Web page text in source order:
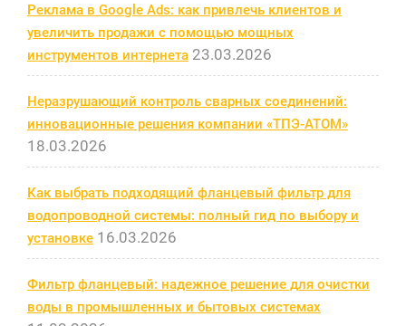
Реклама в Google Ads: как привлечь клиентов и
увеличить продажи с помощью мощных
инструментов интернета 23.03.2026
Неразрушающий контроль сварных соединений:
инновационные решения компании «ТПЭ-АТОМ»
18.03.2026
Как выбрать подходящий фланцевый фильтр для
водопроводной системы: полный гид по выбору и
установке 16.03.2026
Фильтр фланцевый: надежное решение для очистки
воды в промышленных и бытовых системах